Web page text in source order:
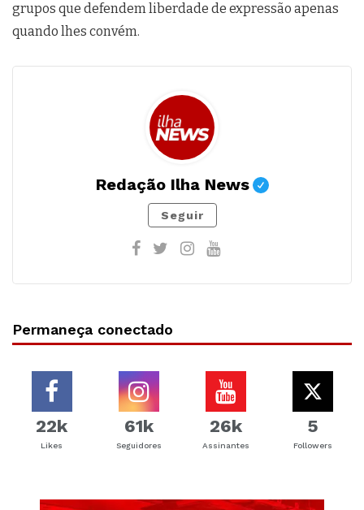
grupos que defendem liberdade de expressão apenas
quando lhes convém.
Redação Ilha News
Seguir
Permaneça conectado
22k
Likes
61k
Seguidores
26k
Assinantes
5
Followers